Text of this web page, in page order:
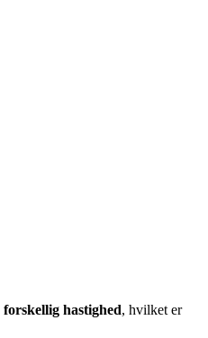
forskellig hastighed, hvilket er